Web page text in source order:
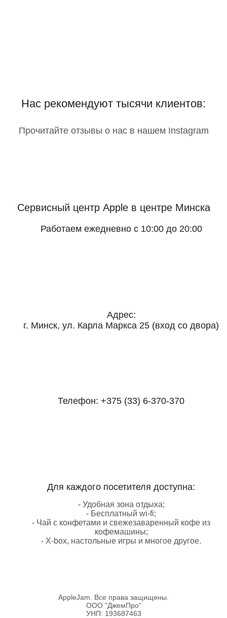
Нас рекомендуют тысячи клиентов:
Прочитайте отзывы о нас в нашем Instagram
Сервисный центр Appleв центре Минска
Работаем ежедневно с 10:00 до 20:00
Адрес:
г. Минск, ул. Карла Маркса 25 (вход со двора)
Телефон: +375 (33) 6-370-370
Для каждого посетителя доступна:
- Удобная зона отдыха;
- Бесплатный wi-fi;
- Чай с конфетами и свежезаваренный кофе из
кофемашины;
- X-box, настольные игры и многое другое.
AppleJam. Все права защищены.
ООО "ДжемПро"
УНП: 193687463